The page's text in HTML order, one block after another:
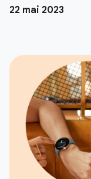
22 mai 2023